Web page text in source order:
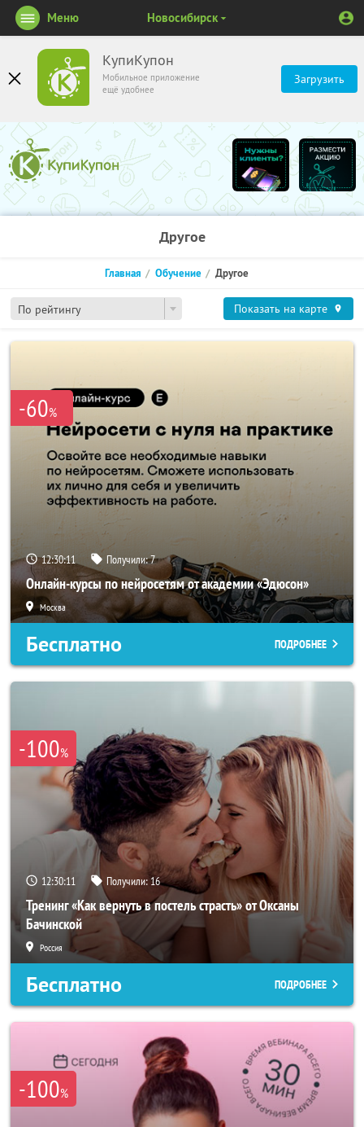
КупиКупон
Мобильное приложение
ещё удобнее
Загрузить
Меню Новосибирск
Другое
По рейтингу
Главная Обучение Другое
Показать на карте
-60%
12:30:10 Получили:7
Онлайн-курсы по нейросетям от академии «Эдюсон»
Москва
Бесплатно ПОДРОБНЕЕ
-100%
12:30:10 Получили: 16
Тренинг «Как вернуть в постель страсть» от Оксаны
Бачинской
Россия
Бесплатно ПОДРОБНЕЕ
-100%